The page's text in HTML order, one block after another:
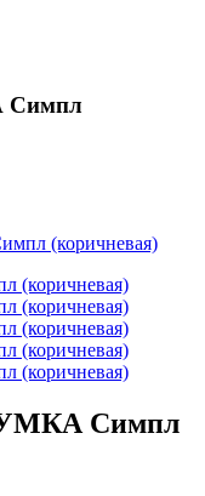
(коричневая)
Симпл